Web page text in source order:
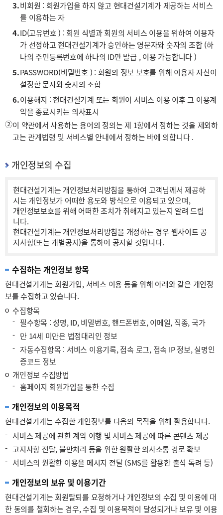
3.비회원 : 회원가입을 하지 않고 현대건설기계가 제공하는 서비스
를 이용하는 자
4.ID(고유번호 ) : 회원 식별과 회원의 서비스 이용을 위하여 이용자
가 선정하고 현대건설기계가 승인하는 영문자와 숫자의 조합 (하
나의 주민등록번호에 하나의 ID만 발급 , 이용 가능합니다 )
5.PASSWORD(비밀번호 ) : 회원의 정보 보호를 위해 이용자 자신이
설정한 문자와 숫자의 조합
6.이용해지 : 현대건설기계 또는 회원이 서비스 이용 이후 그 이용계
약을 종료시키는 의사표시
②이 약관에서 사용하는 용어의 정의는 제 1항에서 정하는 것을 제외하
고는 관계법령 및 서비스별 안내에서 정하는 바에 의합니다 .
개인정보의 수집
현대건설기계는 개인정보처리방침을 통하여 고객님께서 제공하
시는 개인정보가 어떠한 용도와 방식으로 이용되고 있으며,
개인정보보호를 위해 어떠한 조치가 취해지고 있는지 알려 드립
니다.
현대건설기계는 개인정보처리방침을 개정하는 경우 웹사이트 공
지사항(또는 개별공지)을 통하여 공지할 것입니다.
수집하는 개인정보 항목
현대건설기계는 회원가입, 서비스 이용 등을 위해 아래와 같은 개인정
보를 수집하고 있습니다.
ο 수집항목
- 필수항목 : 성명, ID, 비밀번호, 핸드폰번호, 이메일, 직종, 국가
- 만 14세 미만은 법정대리인 정보
- 자동수집항목 : 서비스 이용기록, 접속 로그, 접속 IP 정보, 실명인
증코드 정보
ο 개인정보 수집방법
- 홈페이지 회원가입을 통한 수집
개인정보의 이용목적
현대건설기계는 수집한 개인정보를 다음의 목적을 위해 활용합니다.
- 서비스 제공에 관한 계약 이행 및 서비스 제공에 따른 콘텐츠 제공
- 고지사항 전달, 불만처리 등을 위한 원활한 의사소통 경로 확보
- 서비스의 원활한 이용을 메시지 전달 (SMS를 활용한 출석 독려 등)
개인정보의 보유 및 이용기간
현대건설기계는 회원탈퇴를 요청하거나 개인정보의 수집 및 이용에 대
한 동의를 철회하는 경우, 수집 및 이용목적이 달성되거나 보유 및 이용